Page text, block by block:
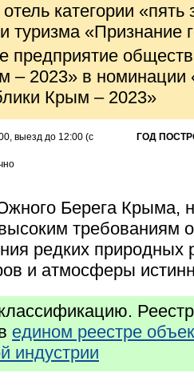
категории
туризма «Признание
предприятие
– 2023» в номинации
Крым – 2023»
выезд до 12:00 (с
ГОД
Берега Крыма,
требованиям
редких природных
и атмосферы
едином реестре
индустрии